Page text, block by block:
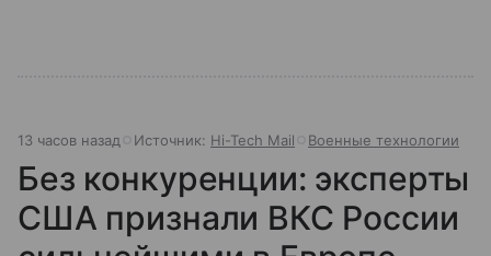
13 часов назад Источник: Hi-Tech Mail Военные технологии
Без конкуренции: эксперты
США признали ВКС России